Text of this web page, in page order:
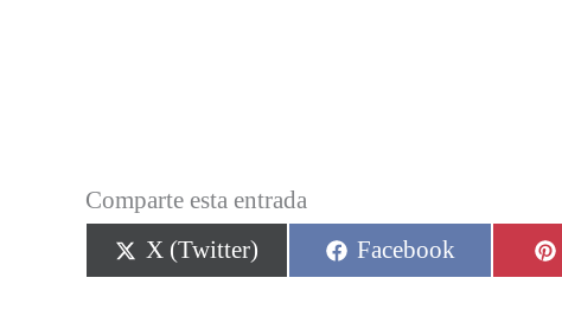
Comparte esta entrada
Compartir
en
X (Twitter)
Compartir
en
Facebook